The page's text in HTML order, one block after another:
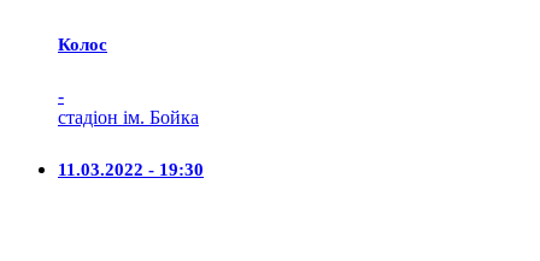
Колос
-
стадіон ім. Бойка
11.03.2022 - 19:30